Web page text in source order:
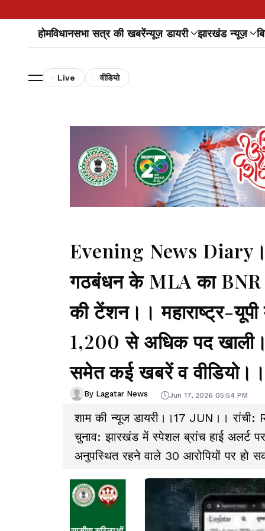
होमविधानसभा सत्र की खबरेंन्यूज़ डायरी झारखंड न्यूज़
Live वीडियो
Evening News
गठबंधन के MLA का BNR
की टेंशन।। महाराष्ट्र-
1,200 से अधिक पद
समेत कई खबरें व
By Lagatar News Jun 17, 2026 05:54 PM
शाम की न्यूज डायरी।।17 JUN।।
चुनाव: झारखंड में स्पेशल ब्रांच हाई अलर्ट
अनुपस्थित रहने वाले 30 आरोपियों पर हो